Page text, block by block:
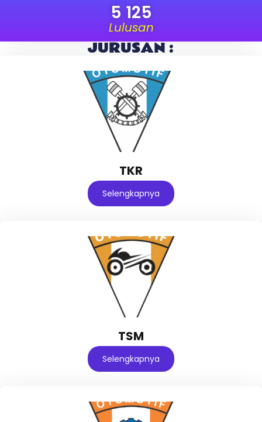
Lulusan
5 125
JURUSAN :
TKR
Selengkapnya
TSM
Selengkapnya